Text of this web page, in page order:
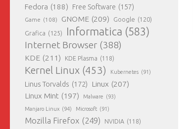
Fedora (188) Free Software (157)
Game (108) GNOME (209) Google (120)
Grafica (125) Informatica (583)
Internet Browser (388)
KDE (211) KDE Plasma (118)
Kernel Linux (453) Kubernetes (91)
Linus Torvalds (172) Linux (207)
Linux Mint (197) Malware (93)
Manjaro Linux (94) Microsoft (91)
Mozilla Firefox (249) NVIDIA (118)